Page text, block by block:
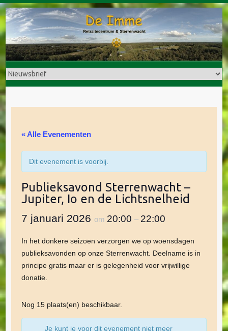
Doorgaan
naar
inhoud
« Alle Evenementen
Dit evenement is voorbij.
Publieksavond Sterrenwacht –
Jupiter, Io en de Lichtsnelheid
7 januari 2026 om 20:00 – 22:00
In het donkere seizoen verzorgen we op woensdagen
publieksavonden op onze Sterrenwacht. Deelname is in
principe gratis maar er is gelegenheid voor vrijwillige
donatie.
Nog 15 plaats(en) beschikbaar.
Je kunt je voor dit evenement niet meer